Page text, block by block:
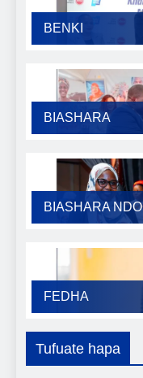
BENKI
BIASHARA
BIASHARA
FEDHA
Tufuate hapa